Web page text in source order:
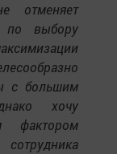
отменяет
по выбору
с большим
хочу
фактором